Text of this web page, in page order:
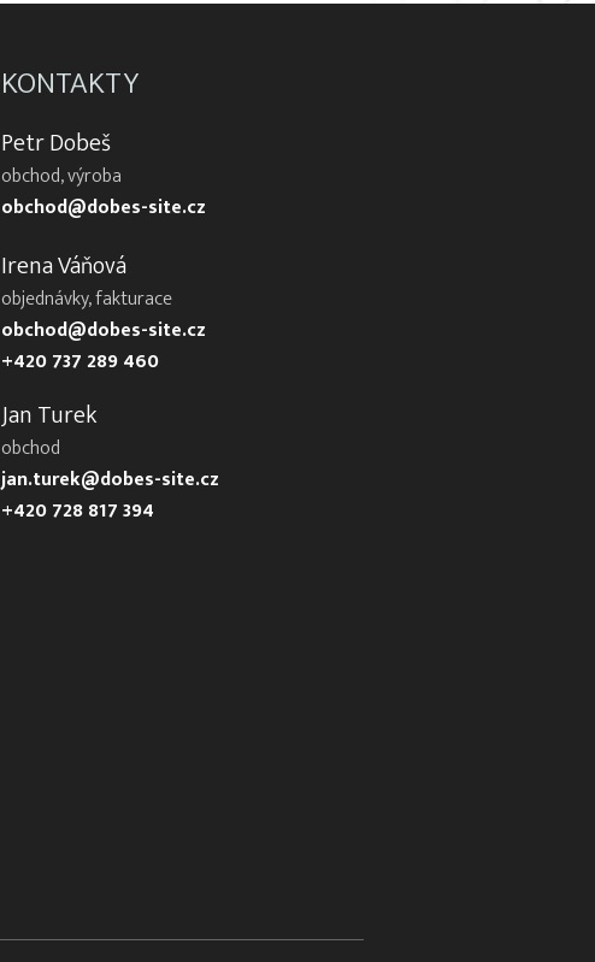
KONTAKTY
Petr Dobeš
obchod, výroba
obchod@dobes-site.cz
Irena Váňová
objednávky, fakturace
obchod@dobes-site.cz
+420 737 289 460
Jan Turek
obchod
jan.turek@dobes-site.cz
+420 728 817 394